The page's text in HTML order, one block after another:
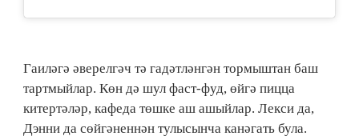
Гаиләгә әверелгәч тә гадәтләнгән тормыштан баш
тартмыйлар. Көн дә шул фаст-фуд, өйгә пицца
китертәләр, кафеда төшке аш ашыйлар. Лекси да,
Дэнни да сөйгәненнән тулысынча канәгать була.